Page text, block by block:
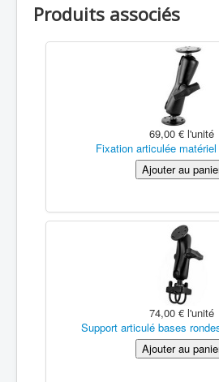
Produits associés
69,00 € l'unité
Fixation articulée
74,00 € l'unité
Support articulé bases